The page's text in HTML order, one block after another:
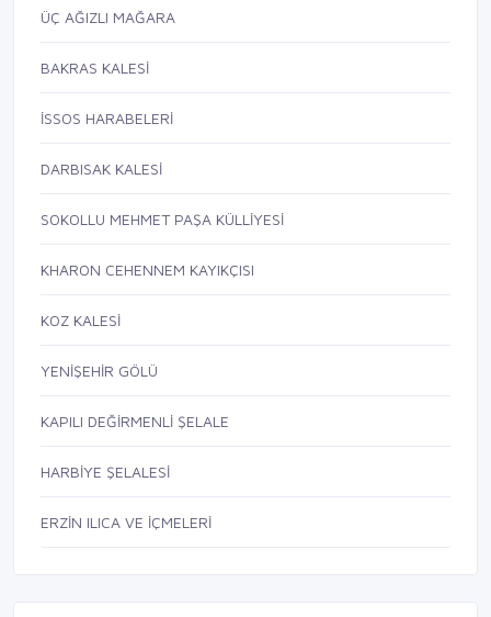
ÜÇ AĞIZLI MAĞARA
BAKRAS KALESİ
İSSOS HARABELERİ
DARBISAK KALESİ
SOKOLLU MEHMET PAŞA KÜLLİYESİ
KHARON CEHENNEM KAYIKÇISI
KOZ KALESİ
YENİŞEHİR GÖLÜ
KAPILI DEĞİRMENLİ ŞELALE
HARBİYE ŞELALESİ
ERZİN ILICA VE İÇMELERİ